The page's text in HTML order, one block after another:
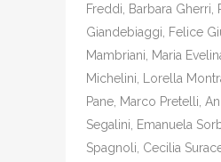
Freddi, Barbara Gherri,
Giandebiaggi, Felice
Mambriani, Maria
Michelini, Lorella
Pane, Marco Pretelli,
Segalini, Emanuela
Spagnoli, Cecilia